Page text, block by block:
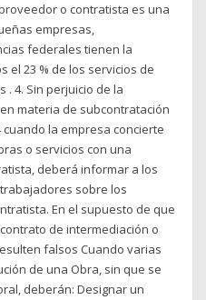
o contratista es una
empresas,
federales tienen la
el 23 % de los servicios de
4. Sin perjuicio de la
materia de subcontratación
la empresa concierte
o servicios con una
deberá informar a los
sobre los
En el supuesto de que
de intermediación o
falsos Cuando varias
de una Obra, sin que se
deberán: Designar un